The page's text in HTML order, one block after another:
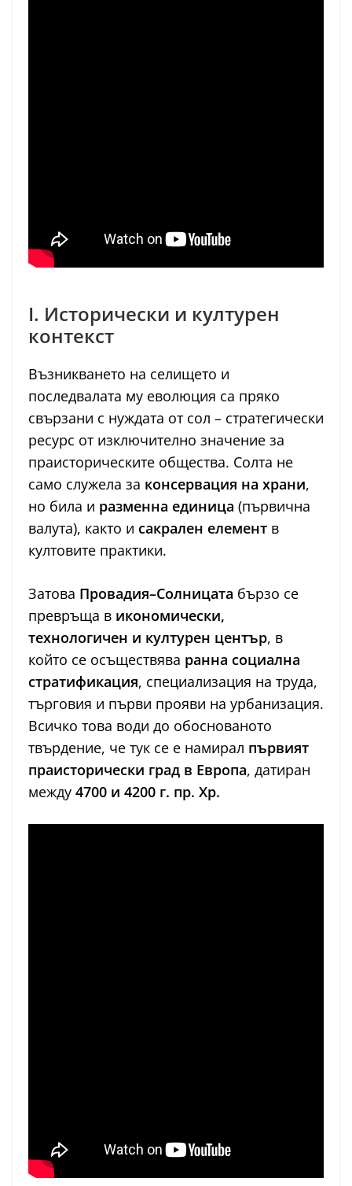
I. Исторически и културен
контекст
Възникването на селището и
последвалата му еволюция са пряко
свързани с нуждата от сол – стратегически
ресурс от изключително значение за
праисторическите общества. Солта не
само служела за консервация на храни,
но била и разменна единица (първична
валута), както и сакрален елемент в
култовите практики.
Затова Провадия–Солницата бързо се
превръща в икономически,
технологичен и културен център, в
който се осъществява ранна социална
стратификация, специализация на труда,
търговия и първи прояви на урбанизация.
Всичко това води до обоснованото
твърдение, че тук се е намирал първият
праисторически град в Европа, датиран
между 4700 и 4200 г. пр. Хр.